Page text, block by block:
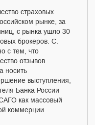
страховых
рынке, за
с рынка ушло 30
брокеров. С.
с тем, что
отзывов
носить
выступления,
Банка России
как массовый
коммерции